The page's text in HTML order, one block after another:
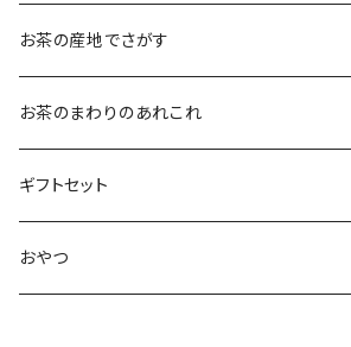
大袋（70g）
水出し煎茶
玄米茶
ほうじ茶
フレーバーティー
12ｇ
30g
▶︎ティーバッグ10個入
ティーバッグ1個入
まろやか
すっきり
水出し煎茶
フルーティー
コクがある
お茶の産地でさがす
島根・鳥取のお茶
島根のお茶
鳥取のお茶
九州のお茶
八女茶
近畿・東海のお茶
お茶のまわりのあれこれ
フィルタインボトル
急須
ギフトセット
煎茶ギフト
おやつ